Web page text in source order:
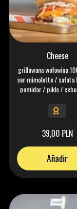
Cheese
grillowana wołowina
ser mimolette / sałata
pomidor / pikle /
39,00 PLN
Añadir